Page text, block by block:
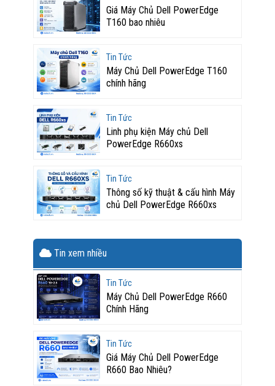
Giá Máy Chủ Dell PowerEdge
T160 bao nhiêu
Tin Tức
Máy Chủ Dell PowerEdge T160
chính hãng
Tin Tức
Linh phụ kiện Máy chủ Dell
PowerEdge R660xs
Tin Tức
Thông số kỹ thuật & cấu hình Máy
chủ Dell PowerEdge R660xs
Tin xem nhiều
Tin Tức
Máy Chủ Dell PowerEdge R660
Chính Hãng
Tin Tức
Giá Máy Chủ Dell PowerEdge
R660 Bao Nhiêu?